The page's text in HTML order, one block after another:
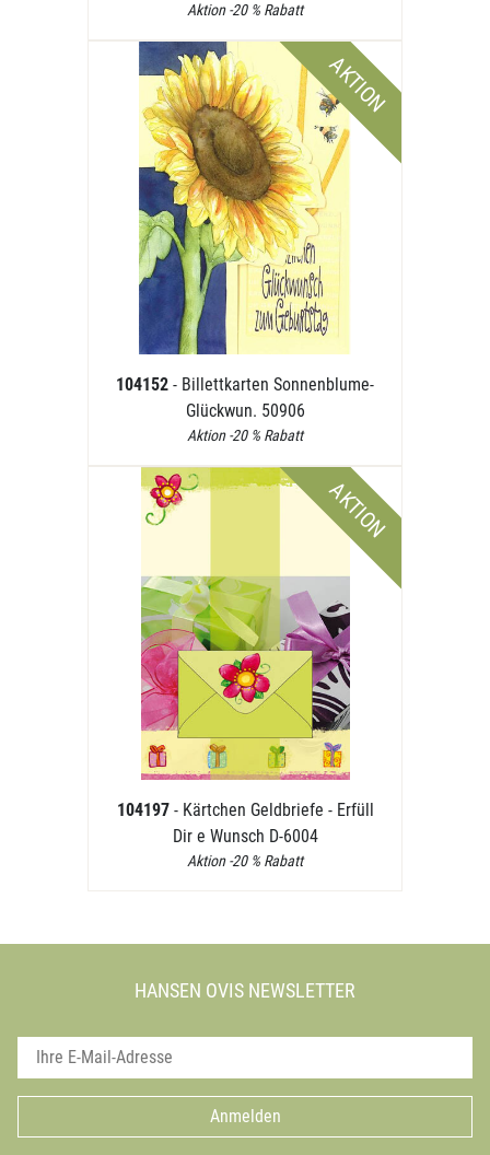
Aktion -20 % Rabatt
AKTION
104152 - Billettkarten Sonnenblume-
Glückwun. 50906
Aktion -20 % Rabatt
AKTION
104197 - Kärtchen Geldbriefe - Erfüll
Dir e Wunsch D-6004
Aktion -20 % Rabatt
HANSEN OVIS NEWSLETTER
Anmelden